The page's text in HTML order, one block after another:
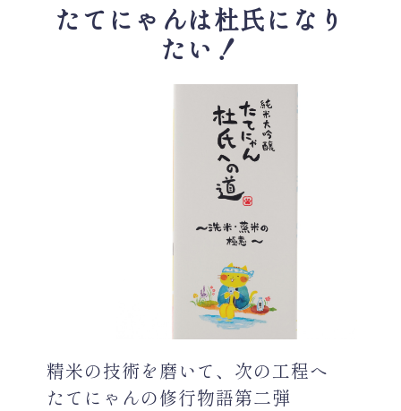
たてにゃんは杜氏になり
たい！
精米の技術を磨いて、次の工程へ
たてにゃんの修行物語第二弾